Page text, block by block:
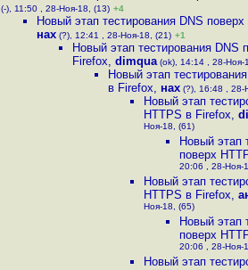
(-), 11:50 , 28-Ноя-18, (13) +4
Новый этап тестирования DNS
нах (?), 12:41 , 28-Ноя-18, (21) +1
Новый этап тестирования DNS
Firefox, dimqua (ok), 14:14 , 28-Ноя-
Новый этап
в Firefox, нах (?), 16:48 , 28-
Новый этап
HTTPS в Firefox,
Ноя-18, (61)
Новый этап
поверх
20:06 , 28-Ноя-
Новый этап
HTTPS в Firefox,
Ноя-18, (65)
Новый этап
поверх
20:06 , 28-Ноя-
Новый этап